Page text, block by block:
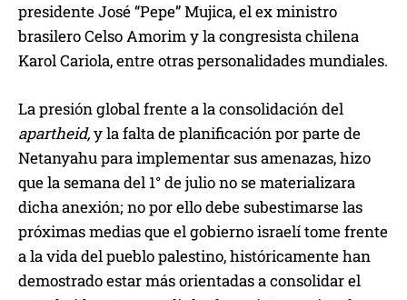
presidente José “Pepe” Mujica, el ex ministro
brasilero Celso Amorim y la congresista chilena
Karol Cariola, entre otras personalidades mundiales.
La presión global frente a la consolidación del
apartheid,y la falta de planificación por parte de
Netanyahu para implementar sus amenazas, hizo
que la semana del 1° de julio no se materializara
dicha anexión; no por ello debe subestimarse las
próximas medias que el gobierno israelí tome frente
a la vida del pueblo palestino, históricamente han
demostrado estar más orientadas a consolidar el